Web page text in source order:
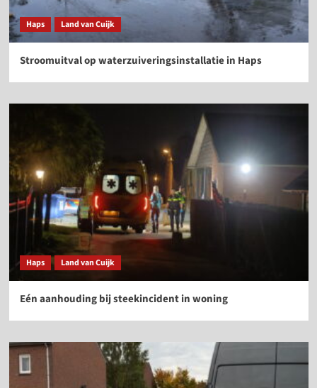
Haps Land van Cuijk
Stroomuitval op waterzuiveringsinstallatie in Haps
Haps Land van Cuijk
Eén aanhouding bij steekincident in woning